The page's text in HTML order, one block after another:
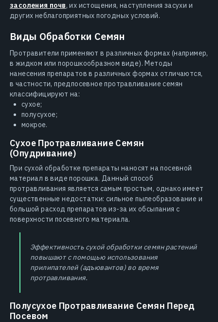
засоления почв, их истощения, наступления засухи и
других неблагоприятных погодных условий.
Виды Обработки Семян
Протравители применяют в различных формах (например,
в жидком или порошкообразном виде). Методы
нанесения препаратов в различных формах отличаются,
в частности, предпосевное протравливание семян
классифицируют на:
сухое;
полусухое;
мокрое.
Сухое Протравливание Семян
(Опудривание)
При сухой обработке препараты наносят на посевной
материал в виде порошка. Данный способ
протравливания является самым простым, однако имеет
существенные недостатки: сильное пылеобразование и
большой расход препаратов из-за их обсыпания с
поверхности посевного материала.
Эффективность сухой обработки семян растений
повышают с помощью использования
прилипателей (адъювантов) во время
протравливания.
Полусухое Протравливание Семян Перед
Посевом